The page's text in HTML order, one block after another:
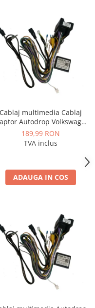
Cablaj multimedia Cablaj
Autodrop Volkswagen
Sportsvan (2016+) pentru
multimedia Android
189,99 RON
TVA inclus
ADAUGA IN COS